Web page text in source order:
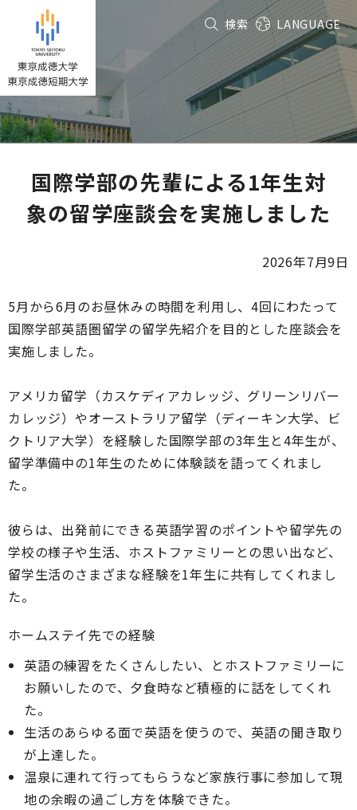
ル
ナ
ビ
ゲ
へ
検索 LANGUAGE
国際学部の先輩による1年生対
象の留学座談会を実施しました
2026年7月9日
5月から6月のお昼休みの時間を利用し、4回にわたって
国際学部英語圏留学の留学先紹介を目的とした座談会を
実施しました。
アメリカ留学（カスケディアカレッジ、グリーンリバー
カレッジ）やオーストラリア留学（ディーキン大学、ビ
クトリア大学）を経験した国際学部の3年生と4年生が、
留学準備中の1年生のために体験談を語ってくれまし
た。
彼らは、出発前にできる英語学習のポイントや留学先の
学校の様子や生活、ホストファミリーとの思い出など、
留学生活のさまざまな経験を1年生に共有してくれまし
た。
ホームステイ先での経験
英語の練習をたくさんしたい、とホストファミリーに
お願いしたので、夕食時など積極的に話をしてくれ
た。
生活のあらゆる面で英語を使うので、英語の聞き取り
が上達した。
温泉に連れて行ってもらうなど家族行事に参加して現
地の余暇の過ごし方を体験できた。